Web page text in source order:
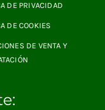
DE PRIVACIDAD
DE COOKIES
DE VENTA Y